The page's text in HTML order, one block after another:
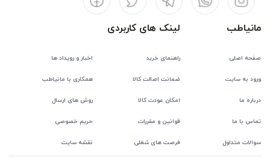
مانیاطب
صفحه اصلی
ورود به سایت
درباره ما
تماس با ما
سوالات متداول
لینک های کاربردی
راهنمای خرید اخبار و رویداد ها
ضمانت اصالت کالا همکاری با مانیاطب
امکان عودت کالا روش های ارسال
قوانین و مقررات حریم خصوصی
فرصت های شغلی نقشه سایت